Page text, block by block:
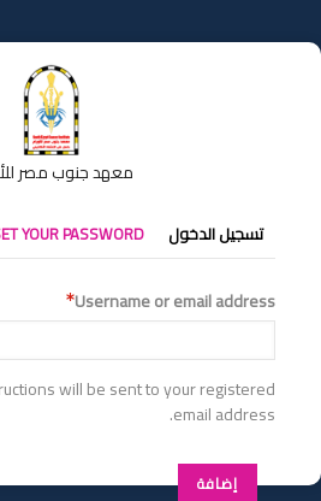
إلى
المحتوى
معهد جنوب مصر
التبويبات
الأساسية
تسجيل الدخول YOUR PASSWORD
Username or email address
will be sent to your registered
email address.